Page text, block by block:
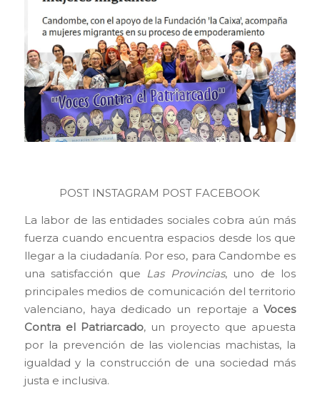
POST INSTAGRAM POST FACEBOOK
La labor de las entidades sociales cobra aún más
fuerza cuando encuentra espacios desde los que
llegar a la ciudadanía. Por eso, para Candombe es
una satisfacción que Las Provincias, uno de los
principales medios de comunicación del territorio
valenciano, haya dedicado un reportaje aVoces
Contra el Patriarcado, un proyecto que apuesta
por la prevención de las violencias machistas, la
igualdad y la construcción de una sociedad más
justa e inclusiva.